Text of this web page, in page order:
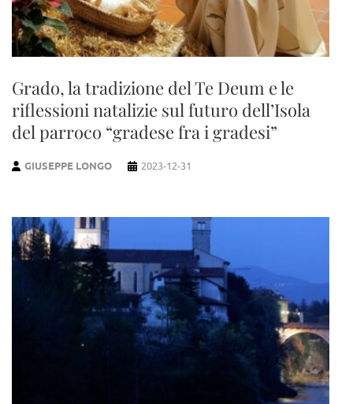
Grado, la tradizione del Te Deum e le
riflessioni natalizie sul futuro dell’Isola
del parroco “gradese fra i gradesi”
GIUSEPPE LONGO 2023-12-31